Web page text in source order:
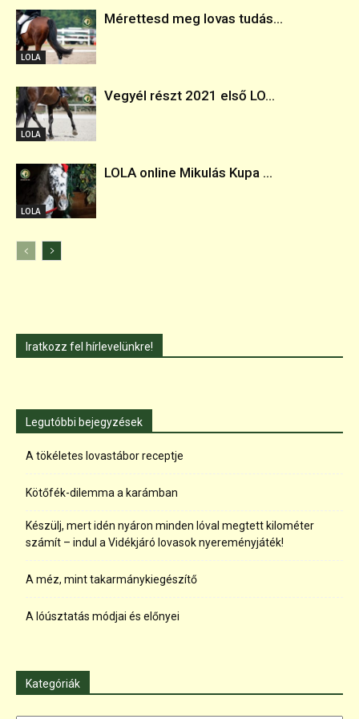
LOLA
Mérettesd meg lovas tudás...
LOLA
Vegyél részt 2021 első LO...
LOLA
LOLA online Mikulás Kupa ...
Iratkozz fel hírlevelünkre!
Legutóbbi bejegyzések
A tökéletes lovastábor receptje
Kötőfék-dilemma a karámban
Készülj, mert idén nyáron minden lóval megtett kilométer
számít – indul a Vidékjáró lovasok nyereményjáték!
A méz, mint takarmánykiegészítő
A lóúsztatás módjai és előnyei
Kategóriák
Kategóriák